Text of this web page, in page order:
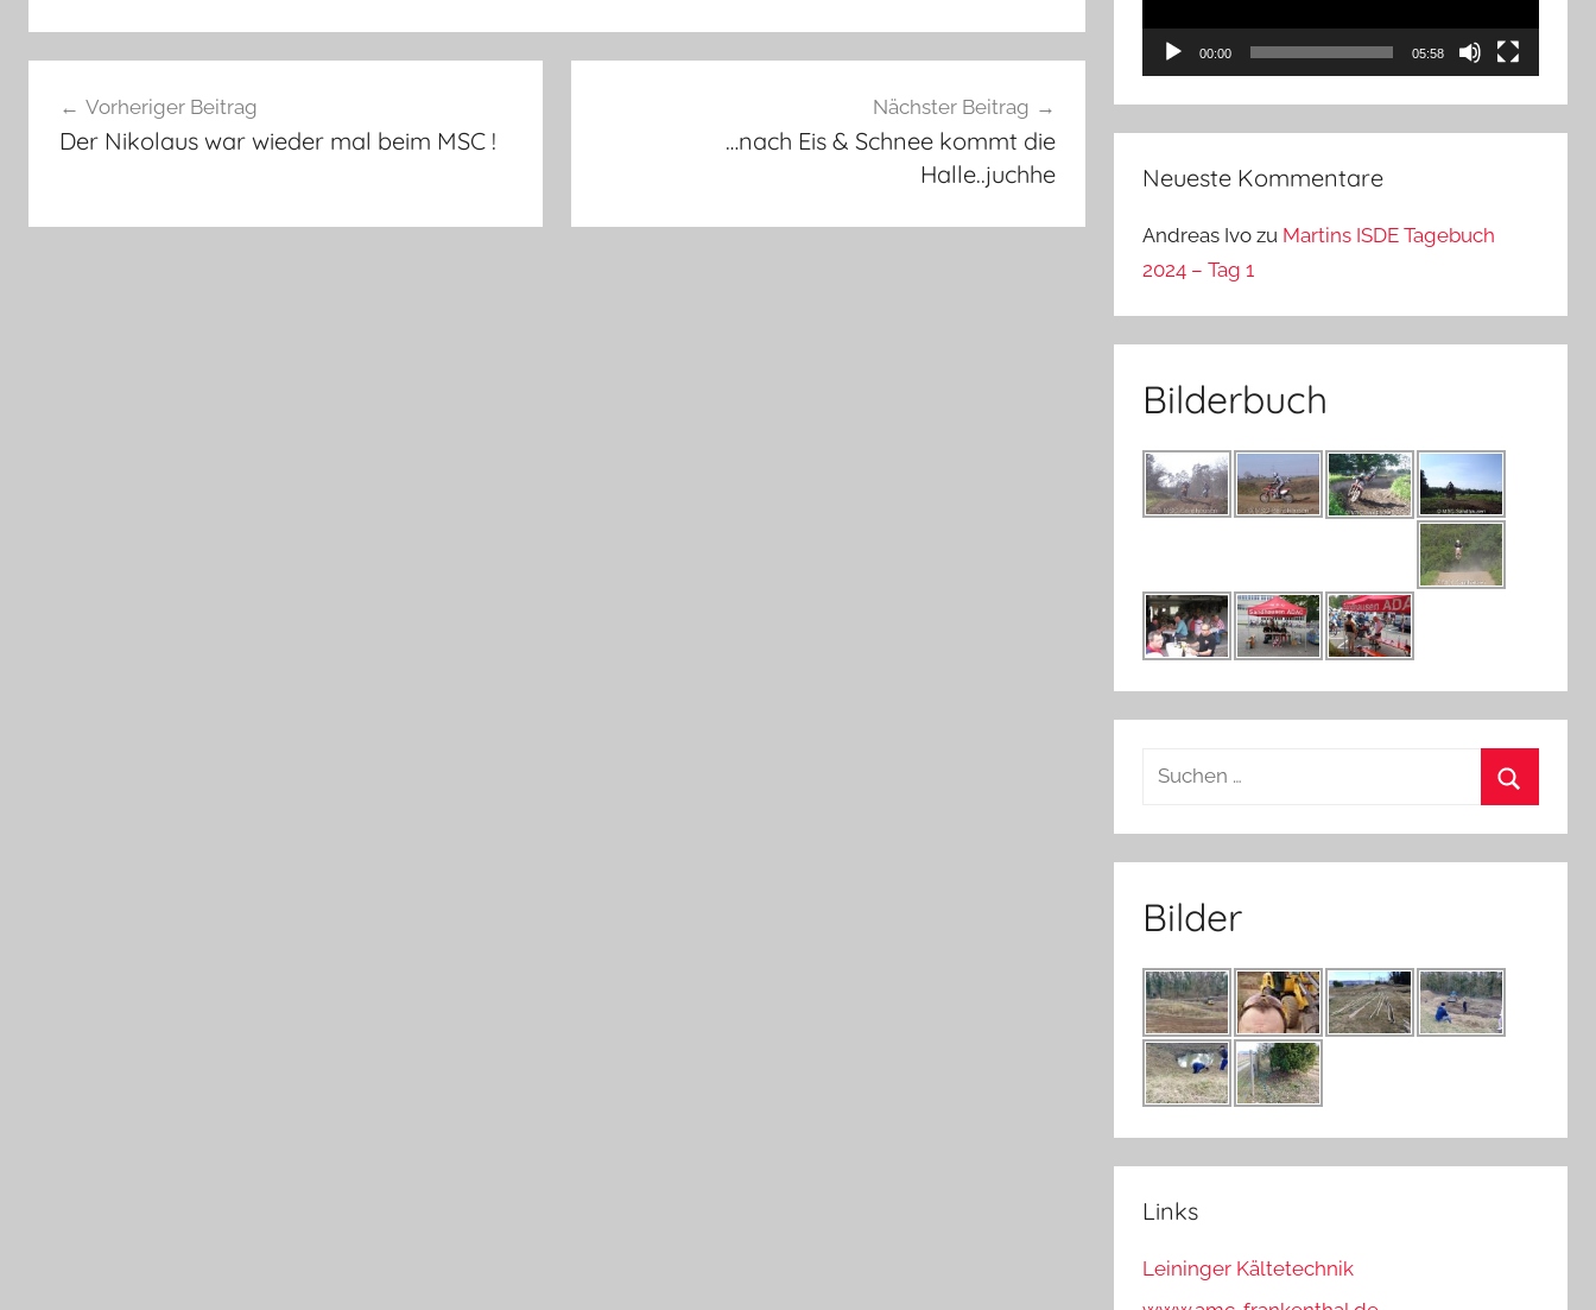
Vorheriger Beitrag
Der Nikolaus war wieder mal beim MSC !
Nächster Beitrag
…nach Eis & Schnee kommt die
Halle..juchhe
00:00 05:58
Neueste Kommentare
Andreas Ivo zu Martins ISDE Tagebuch
2024 – Tag 1
Bilderbuch
Suchen
Bilder
Links
Leininger Kältetechnik